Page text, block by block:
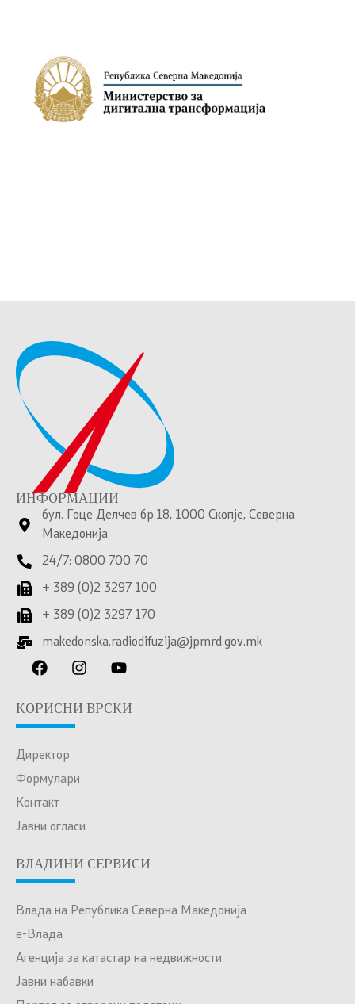
ИНФОРМАЦИИ
бул. Гоце Делчев бр.18, 1000 Скопје, Северна
Македонија
24/7: 0800 700 70
+ 389 (0)2 3297 100
+ 389 (0)2 3297 170
makedonska.radiodifuzija@jpmrd.gov.mk
КОРИСНИ ВРСКИ
Директор
Формулари
Контакт
Јавни огласи
ВЛАДИНИ СЕРВИСИ
Влада на Република Северна Македонија
е-Влада
Агенција за катастар на недвижности
Јавни набавки